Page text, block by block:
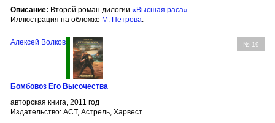
Описание: Второй роман дилогии «Высшая раса».
Иллюстрация на обложке М. Петрова.
№ 19
Алексей Волков
Бомбовоз Его Высочества
авторская книга, 2011 год
Издательство: АСТ, Астрель, Харвест